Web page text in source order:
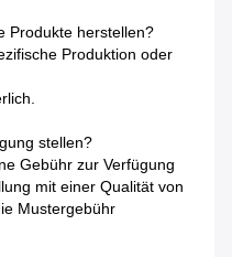
Produkte herstellen?
Produktion oder
stellen?
Gebühr zur Verfügung
mit einer Qualität von
Mustergebühr